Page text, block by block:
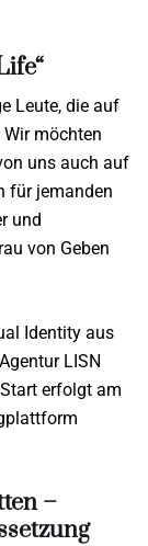
Leute, die auf
Wir möchten
uns auch auf
für jemanden
und
von Geben
Identity aus
LISN
erfolgt am
–